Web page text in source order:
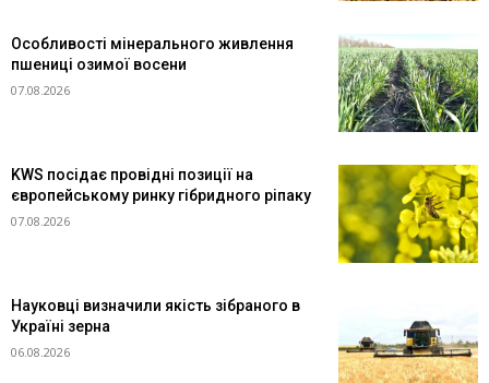
Особливості мінерального живлення
пшениці озимої восени
07.08.2026
KWS посідає провідні позиції на
європейському ринку гібридного ріпаку
07.08.2026
Науковці визначили якість зібраного в
Україні зерна
06.08.2026